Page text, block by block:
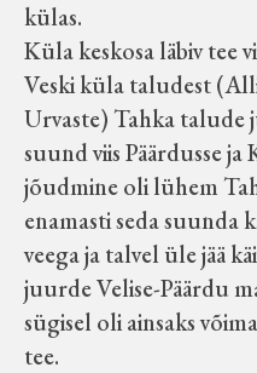
külas.
Küla keskosa läbiv tee
Veski küla taludest
Urvaste) Tahka talude
suund viis Päärdusse
jõudmine oli lühem
enamasti seda suunda
veega ja talvel üle jää
juurde Velise-Päärdu
sügisel oli ainsaks
tee.